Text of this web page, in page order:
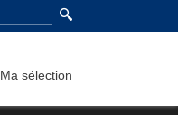
Ma sélection